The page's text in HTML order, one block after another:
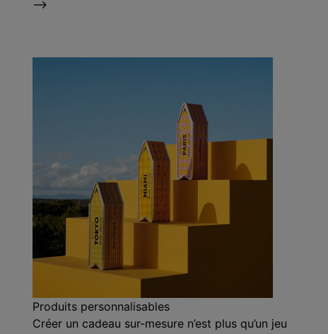
⟶
Produits personnalisables
Créer un cadeau sur-mesure n’est plus qu’un jeu